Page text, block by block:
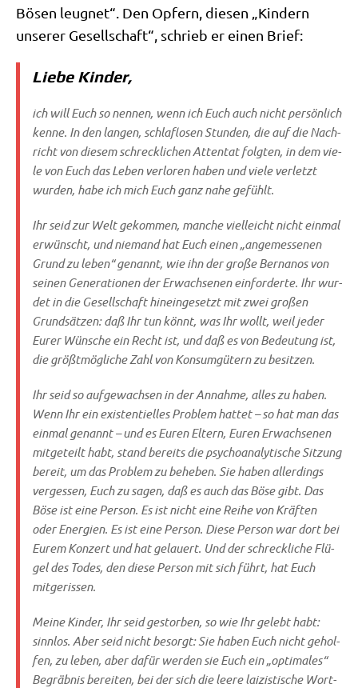
Bösen leug­net“. Den Opfern, die­sen „Kin­dern
unse­rer Gesell­schaft“, schrieb er einen Brief:
Liebe Kinder,
ich will Euch so nen­nen, wenn ich Euch auch nicht per­sön­lich
ken­ne. In den lan­gen, schlaf­lo­sen Stun­den, die auf die Nach­
richt von die­sem schreck­li­chen Atten­tat folg­ten, in dem vie­
le von Euch das Leben ver­lo­ren haben und vie­le ver­letzt
wur­den, habe ich mich Euch ganz nahe gefühlt.
Ihr seid zur Welt gekom­men, man­che viel­leicht nicht ein­mal
erwünscht, und nie­mand hat Euch einen „ange­mes­se­nen
Grund zu leben“ genannt, wie ihn der gro­ße Ber­na­nos von
sei­nen Gene­ra­tio­nen der Erwach­se­nen ein­for­der­te. Ihr wur­
det in die Gesell­schaft hin­ein­ge­setzt mit zwei gro­ßen
Grund­sät­zen: daß Ihr tun könnt, was Ihr wollt, weil jeder
Eurer Wün­sche ein Recht ist, und daß es von Bedeu­tung ist,
die größt­mög­li­che Zahl von Kon­sum­gü­tern zu besitzen.
Ihr seid so auf­ge­wach­sen in der Annah­me, alles zu haben.
Wenn Ihr ein exi­sten­ti­el­les Pro­blem hat­tet – so hat man das
ein­mal genannt – und es Euren Eltern, Euren Erwach­se­nen
mit­ge­teilt habt, stand bereits die psy­cho­ana­ly­ti­sche Sit­zung
bereit, um das Pro­blem zu behe­ben. Sie haben aller­dings
ver­ges­sen, Euch zu sagen, daß es auch das Böse gibt. Das
Böse ist eine Per­son. Es ist nicht eine Rei­he von Kräf­ten
oder Ener­gien. Es ist eine Per­son. Die­se Per­son war dort bei
Eurem Kon­zert und hat gelau­ert. Und der schreck­li­che Flü­
gel des Todes, den die­se Per­son mit sich führt, hat Euch
mitgerissen.
Mei­ne Kin­der, Ihr seid gestor­ben, so wie Ihr gelebt habt:
sinn­los. Aber seid nicht besorgt: Sie haben Euch nicht gehol­
fen, zu leben, aber dafür wer­den sie Euch ein „opti­ma­les“
Begräb­nis berei­ten, bei der sich die lee­re lai­zi­sti­sche Wort­